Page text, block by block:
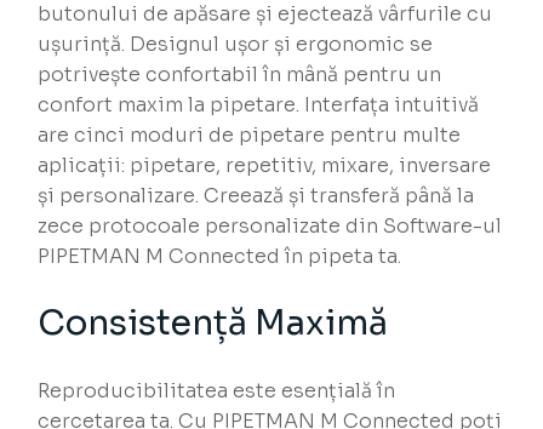
butonului de apăsare și ejectează vârfurile cu
ușurință. Designul ușor și ergonomic se
potrivește confortabil în mână pentru un
confort maxim la pipetare. Interfața intuitivă
are cinci moduri de pipetare pentru multe
aplicații: pipetare, repetitiv, mixare, inversare
și personalizare. Creează și transferă până la
zece protocoale personalizate din Software-ul
PIPETMAN M Connected în pipeta ta.
Consistență Maximă
Reproducibilitatea este esențială în
cercetarea ta. Cu PIPETMAN M Connected poți